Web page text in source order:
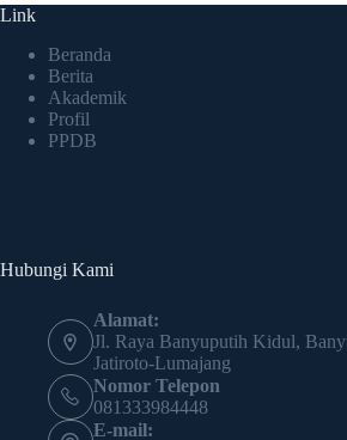
Link
Beranda
Berita
Akademik
Profil
PPDB
Hubungi Kami
Alamat:
Jl. Raya Banyuputih Kidul,
Jatiroto-Lumajang
Nomor Telepon
081333984448
E-mail: